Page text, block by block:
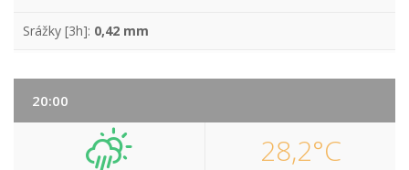
Srážky [3h]: 0,42 mm
20:00
28,2°C